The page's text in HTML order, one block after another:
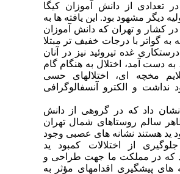
تعدادی از دانش آموزان کیگا
دیگر مشهود بود. این یافته ها به
در کشار و تهران که دانش آموزان
به گواتر با درجات خفیف تر مبتلا
غده تیروئید نیز در آنان
دست آمد، اختلال به هنگام گام
مخچه ای، اختلالهای حسی
نداشت و الکترو آنسفالوگرافی
داد که در گروهی از دانش
سالم روستاهای شمال تهران
ید هستند نشانه های عصبی وجود
از اختلالات کمبود ید
که در مملکت ما جهت طراحی و
های پیشگیری اقدامهای مؤثر به